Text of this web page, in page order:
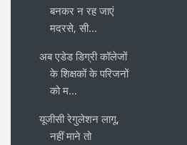
बनकर न रह जाएं
मदरसे, सी...
अब एडेड डिग्री कॉलेजों
के शिक्षकों के परिजनों
को म...
यूजीसी रेगुलेशन लागू,
नहीं माने तो